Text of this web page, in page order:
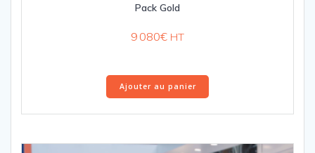
Pack Gold
9 080€ HT
Ajouter au panier